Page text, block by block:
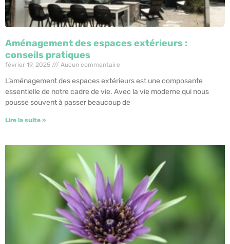
Aménagement des espaces extérieurs :
conseils pratiques
février 19, 2025 Aucun commentaire
L’aménagement des espaces extérieurs est une composante
essentielle de notre cadre de vie. Avec la vie moderne qui nous
pousse souvent à passer beaucoup de
Lire la suite »